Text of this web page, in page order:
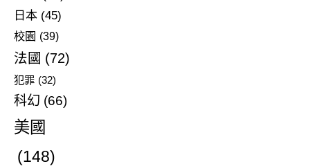
日本 (45)
校園 (39)
法國 (72)
犯罪 (32)
科幻 (66)
美國
(148)